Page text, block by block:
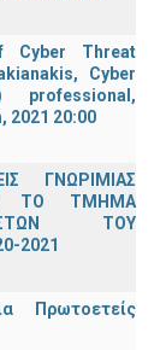
Cyber Threat
Cyber
professional,
2021 20:00
ΓΝΩΡΙΜΙΑΣ
ΤΟ ΤΜΗΜΑ
ΤΟΥ
2021
Πρωτοετείς